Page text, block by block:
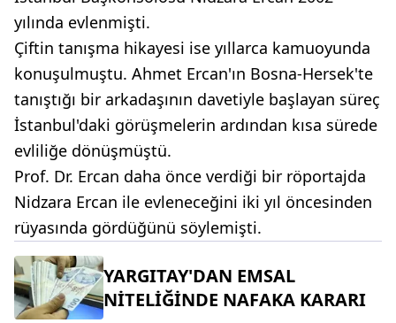
yılında evlenmişti.
Çiftin tanışma hikayesi ise yıllarca kamuoyunda
konuşulmuştu. Ahmet Ercan'ın Bosna-Hersek'te
tanıştığı bir arkadaşının davetiyle başlayan süreç
İstanbul'daki görüşmelerin ardından kısa sürede
evliliğe dönüşmüştü.
Prof. Dr. Ercan daha önce verdiği bir röportajda
Nidzara Ercan ile evleneceğini iki yıl öncesinden
rüyasında gördüğünü söylemişti.
YARGITAY'DAN EMSAL
NİTELİĞİNDE NAFAKA KARARI